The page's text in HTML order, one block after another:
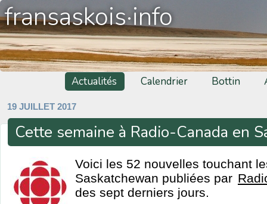
fransaskois·info
Actualités Calendrier Bottin
19 JUILLET 2017
Cette semaine à Radio-Canada en
Voici les 52 nouvelles touchant
Saskatchewan publiées par
des sept derniers jours.